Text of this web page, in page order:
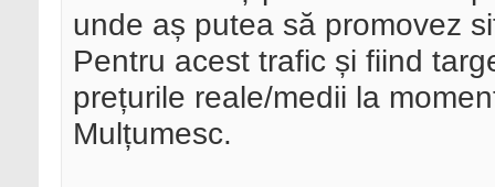
unde aș putea să promovez
Pentru acest trafic și fiind
prețurile reale/medii la
Mulțumesc.